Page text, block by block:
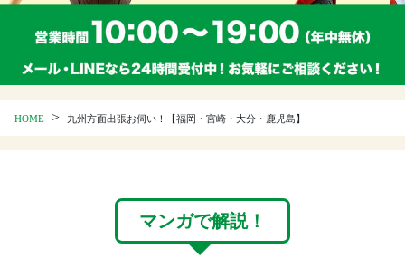
HOME > 九州方面出張お伺い！【福岡・宮崎・大分・鹿児島】
マンガで解説！